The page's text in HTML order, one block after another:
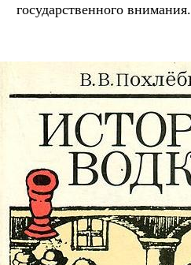
государственного внимания.